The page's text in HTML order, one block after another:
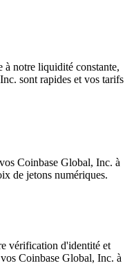
à notre liquidité constante,
sont rapides et vos tarifs
Coinbase Global, Inc. à
de jetons numériques.
vérification d'identité et
Coinbase Global, Inc. à